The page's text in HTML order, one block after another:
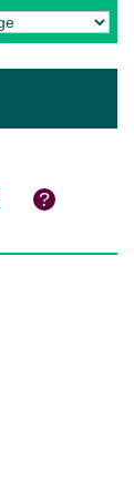
Translate